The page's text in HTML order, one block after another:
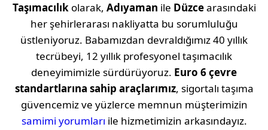
Taşımacılıkolarak, Adıyaman ile Düzcearasındaki
her şehirlerarası nakliyatta bu sorumluluğu
üstleniyoruz. Babamızdan devraldığımız 40 yıllık
tecrübeyi, 12 yıllık profesyonel taşımacılık
deneyimimizle sürdürüyoruz. Euro 6 çevre
standartlarına sahip araçlarımız, sigortalı taşıma
güvencemiz ve yüzlerce memnun müşterimizin
samimi yorumları ile hizmetimizin arkasındayız.